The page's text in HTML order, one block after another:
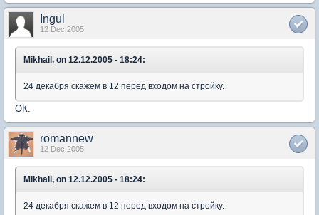
Ingul
12 Dec 2005
Mikhail, on 12.12.2005 - 18:24:
24 декабря скажем в 12 перед входом на стройку.
ОК.
romannew
12 Dec 2005
Mikhail, on 12.12.2005 - 18:24:
24 декабря скажем в 12 перед входом на стройку.